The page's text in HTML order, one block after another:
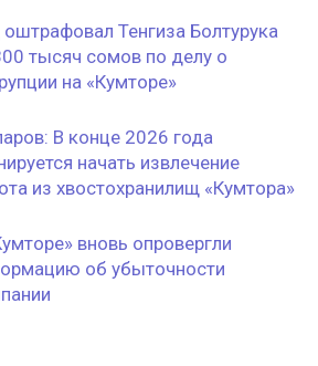
Тенгиза Болтурука
тысяч сомов по делу о
на «Кумторе»
В конце 2026 года
начать извлечение
из хвостохранилищ «Кумтора»
вновь опровергли
об убыточности